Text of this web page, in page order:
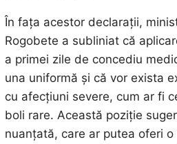
În fața acestor declarații,
Rogobete a subliniat că
a primei zile de concediu
una uniformă și că vor exista
cu afecțiuni severe, cum ar fi
boli rare. Această poziție
nuanțată, care ar putea oferi